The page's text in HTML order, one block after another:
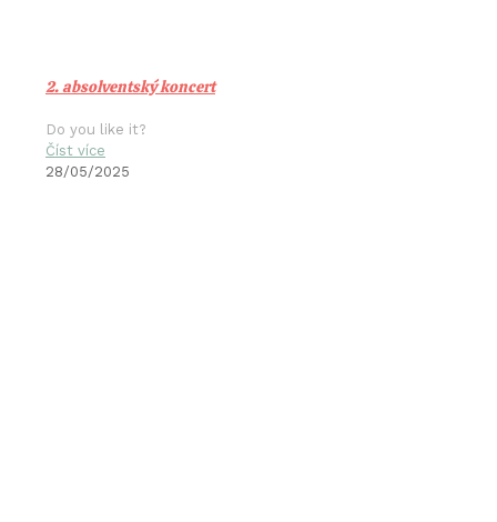
2. absolventský koncert
Do you like it?
Číst více
28/05/2025